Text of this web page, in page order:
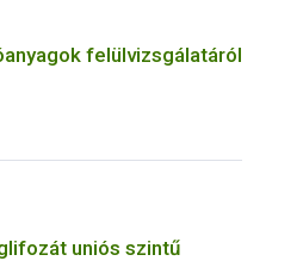
felülvizsgálatáról
uniós szintű